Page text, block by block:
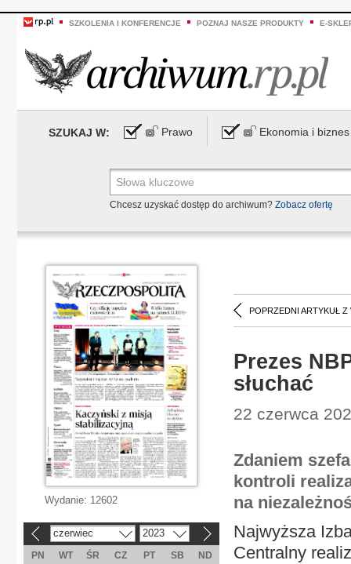
SZKOLENIA I KONFERENCJE POZNAJ NASZE PRODUKTY E-
SZUKAJ W: Prawo Ekonomia i biznes
Chcesz uzyskać dostęp do archiwum? Zobacz ofertę
POPRZEDNI ARTYKUŁ Z
Prezes
słuchać
22 czerwca
Zdaniem
kontroli
na
Najwyższa
Centralny
Wydanie: 12602
czerwiec 2023
PN WT ŚR CZ PT SB
ND